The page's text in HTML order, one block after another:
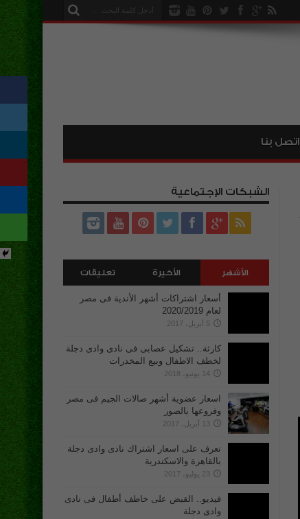
اتصل بنا
الشبكات الإجتماعية
الأشهر الأخيرة تعليقات
أسعار اشتراكات أشهر الأندية فى مصر
لعام 2020/2019
5 أبريل، 2017
كارثة.. تشكيل عصابى فى نادى وادى دجلة
لخطف الاطفال وبيع المخدرات
14 يونيو، 2018
اسعار عضوية أشهر صالات الجيم فى مصر
وفروعها بالصور
13 أبريل، 2017
تعرف على اسعار اشتراك نادى وادى دجلة
بالقاهرة والاسكندرية
23 يوليو، 2017
فيديو.. القبض على خاطف أطفال فى نادى
وادى دجلة